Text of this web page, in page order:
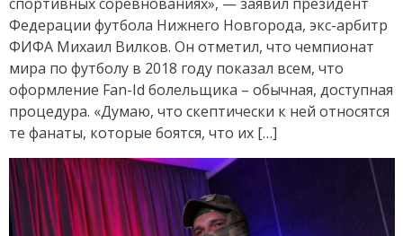
Федерации футбола Нижнего Новгорода, экс-арбитр
ФИФА Михаил Вилков. Он отметил, что чемпионат
мира по футболу в 2018 году показал всем, что
оформление Fan-Id болельщика – обычная, доступная
процедура. «Думаю, что скептически к ней относятся
те фанаты, которые боятся, что их […]